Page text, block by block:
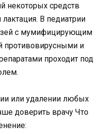
некоторых средств
В педиатрии
с мумифицирующим
противовирусными и
проходит под
или удалении любых
доверить врачу Что